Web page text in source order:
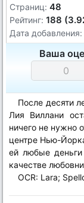
Страниц: 48
Рейтинг: 188
Дата добавления:
Ваша
После десяти
Лия Виллани
ничего не нужно
центре Нью-
ей любые деньги
качестве
OCR: Lara;